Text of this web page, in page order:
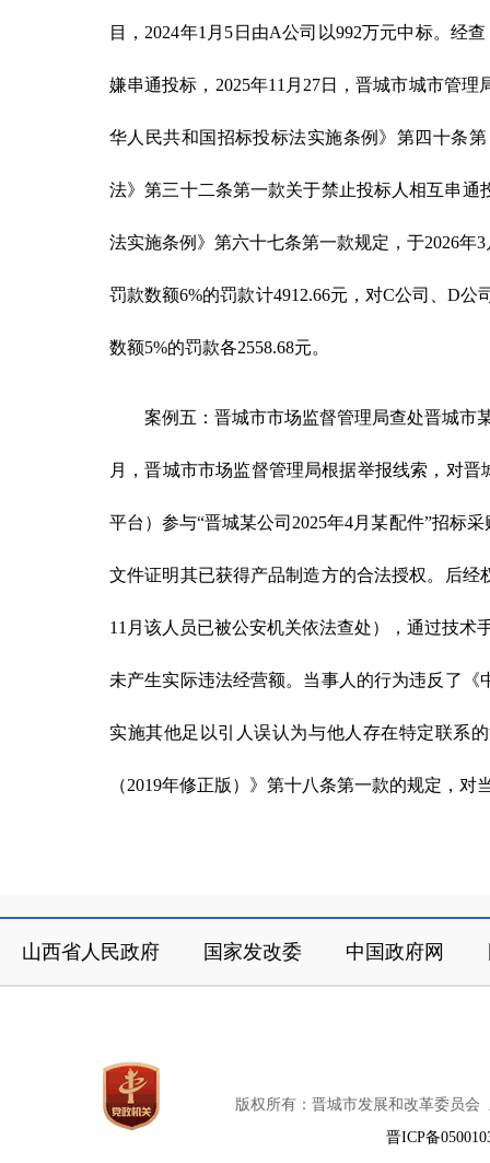
目，2024年1月5日由A公司以992万元中标。经
嫌串通投标，2025年11月27日，晋城市城市管
华人民共和国招标投标法实施条例》第四十条
法》第三十二条第一款关于禁止投标人相互串
法实施条例》第六十七条第一款规定，于2026年
罚款数额6%的罚款计4912.66元，对C公司、D
数额5%的罚款各2558.68元。
案例五：晋城市市场监督管理局查处晋城市
月，晋城市市场监督管理局根据举报线索，对
平台）参与“晋城某公司2025年4月某配件”招标
文件证明其已获得产品制造方的合法授权。后
11月该人员已被公安机关依法查处），通过技术
未产生实际违法经营额。当事人的行为违反了
实施其他足以引人误认为与他人存在特定联系
（2019年修正版）》第十八条第一款的规定，
山西省人民政府 国家发改委 中国政府网
版权所有：晋城市发展和改革委员会
晋ICP备